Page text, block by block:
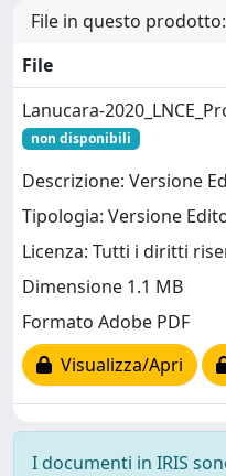
File in questo prodotto:
File
Lanucara-
non disponibili
Descrizione: Versione
Tipologia: Versione
Licenza: Tutti i diritti
Dimensione 1.1 MB
Formato Adobe PDF
Visualizza/Apri
I documenti in IRIS